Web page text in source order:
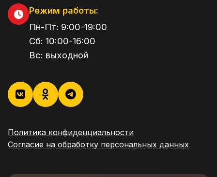
Режим работы:
Пн-Пт: 9:00-19:00
Сб: 10:00-16:00
Вс: выходной
Политика конфиденциальности
Согласие на обработку персональных данных